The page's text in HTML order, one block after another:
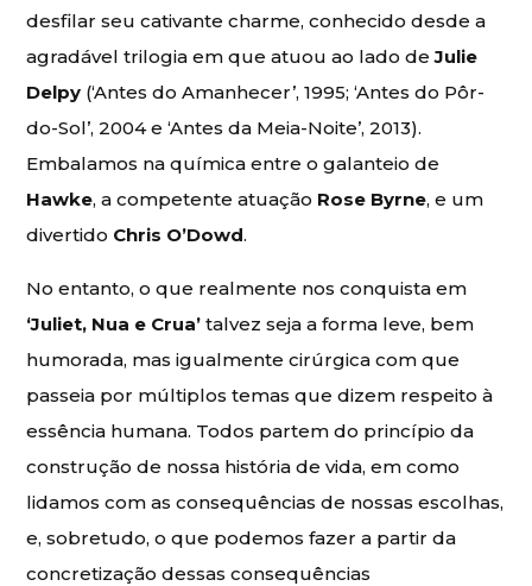
desfilar seu cativante charme, conhecido desde a
agradável trilogia em que atuou ao lado deJulie
Delpy (‘Antes do Amanhecer’, 1995; ‘Antes do Pôr-
do-Sol’, 2004 e ‘Antes da Meia-Noite’, 2013).
Embalamos na química entre o galanteio de
Hawke, a competente atuação Rose Byrne, e um
divertido Chris O’Dowd.
No entanto, o que realmente nos conquista em
‘Juliet, Nua e Crua’ talvez seja a forma leve, bem
humorada, mas igualmente cirúrgica com que
passeia por múltiplos temas que dizem respeito à
essência humana. Todos partem do princípio da
construção de nossa história de vida, em como
lidamos com as consequências de nossas escolhas,
e, sobretudo, o que podemos fazer a partir da
concretização dessas consequências